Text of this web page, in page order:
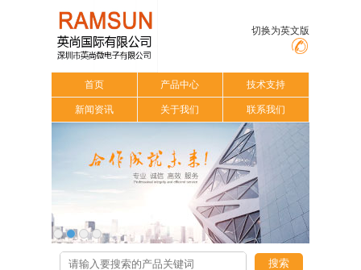
切换为英文版
首页 产品中心 技术支持
新闻资讯 关于我们 联系我们
搜索